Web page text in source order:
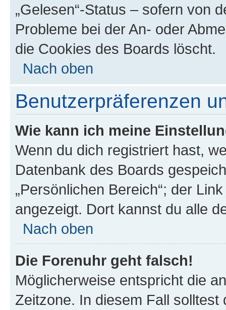
„Gelesen“-Status – sofern von
Probleme bei der An- oder
die Cookies des Boards löscht.
Nach oben
Benutzerpräferenzen
Wie kann ich meine
Wenn du dich registriert hast,
Datenbank des Boards
„Persönlichen Bereich“; der
angezeigt. Dort kannst du alle
Nach oben
Die Forenuhr geht falsch!
Möglicherweise entspricht die
Zeitzone. In diesem Fall solltest